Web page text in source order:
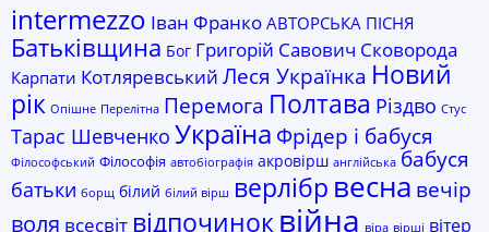
intermezzo Іван Франко АВТОРСЬКА ПІСНЯ
Батьківщина Бог Григорій Савович Сковорода
Карпати Котляревський Леся Українка Новий
рік Опішне Перелітна Перемога Полтава Різдво Стус
Тарас Шевченко Україна Фрідер і бабуся
Філософський Філософія автобіографія акровірш англійська бабуся
батьки борщ білий білий вірш верлібр весна вечір
воля всесвіт відпочиноквійна віра вірші вітер